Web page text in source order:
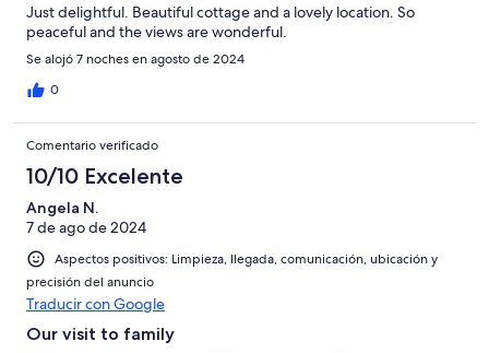
Just delightful. Beautiful cottage and a lovely location. So
peaceful and the views are wonderful.
Se alojó 7 noches en agosto de 2024
0
Comentario verificado
10/10 Excelente
Angela N.
7 de ago de 2024
Aspectos positivos: Limpieza, llegada, comunicación, ubicación y
precisión del anuncio
Traducir con Google
Our visit to family